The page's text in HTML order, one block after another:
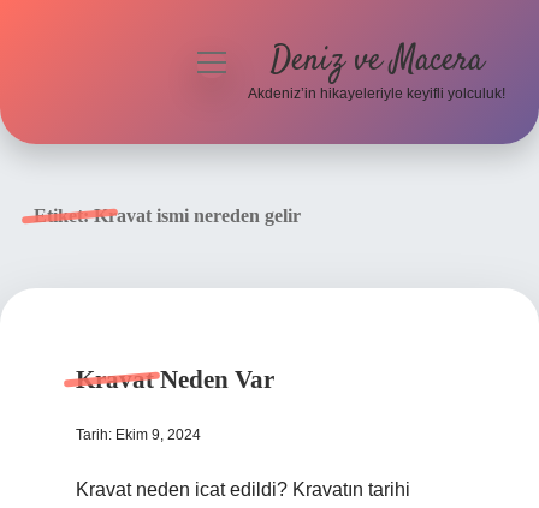
menüyü Deniz ve Macera
Akdeniz’in hikayeleriyle keyifli yolculuk!
Etiket:Kravat ismi nereden gelir
Kravat Neden Var
Tarih: Ekim 9, 2024
Kravat neden icat edildi? Kravatın tarihi